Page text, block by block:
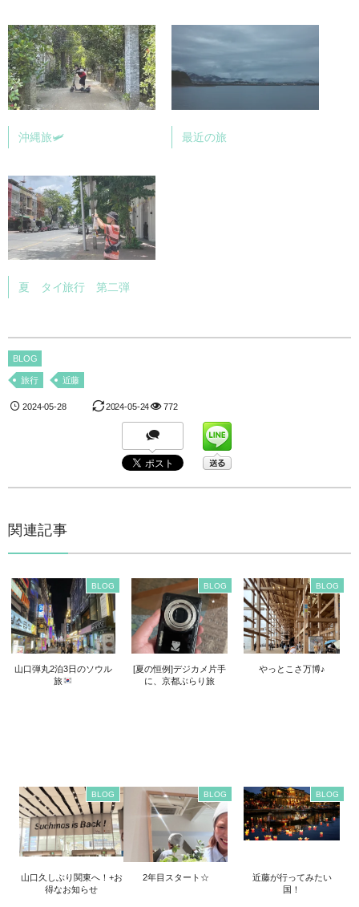
沖縄旅🛩 最近の旅
夏 タイ旅行 第二弾
BLOG
旅行 近藤
2024-05-28 2024-05-24 772
関連記事
BLOG
山口弾丸2泊3日のソウル
旅
BLOG
[夏の恒例]デジカメ片手
に、京都ぶらり旅
BLOG
やっとこさ万博♪
BLOG
山口久しぶり関東へ！+お
得なお知らせ
BLOG
2年目スタート☆
BLOG
近藤が行ってみたい
国！